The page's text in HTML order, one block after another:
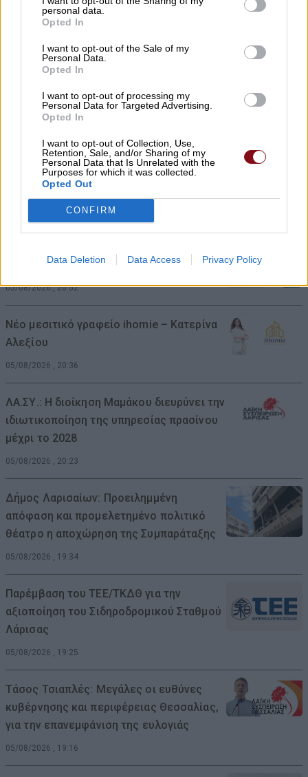
personal data.
Opted In
I want to opt-out of the Sale of my
Personal Data.
Opted In
I want to opt-out of processing my
Personal Data for Targeted Advertising.
Opted In
I want to opt-out of Collection, Use,
Retention, Sale, and/or Sharing of my
Personal Data that Is Unrelated with the
Purposes for which it was collected.
Opted Out
CONFIRM
Data Deletion Data Access Privacy Policy
Φορτίζετε το κινητό όλη νύχτα; Τί
λένε οι ειδικοί
05/08/2026 , 21:57
κινηματογράφου στην Κουτσουπιά
05/08/2026 , 20:52
Νέο μεσιτικό γραφείο ihomie – Κατερίνα
Αλεξίου
05/08/2026 , 20:36
ΛΑ.ΣΥ.: Η διοίκηση Μαμάκου διευρύνει την
ιδιωτικοποίηση της υπηρεσίας πρασίνου
μέχρι το 2028
05/08/2026 , 20:23
Δήμος Λαρισαίων: Προειλημμένη
απόφαση και προμελετημένο πολιτικό
θέατρο η αποχώρηση της Συμπαράταξης
05/08/2026 , 19:34
Παρέμβαση του ΤΕΕ/ΤΚΔΘ για την
αξιοποίηση του Σιδηροδρομικού Σταθμού
Λάρισας
05/08/2026 , 19:25
Τάσος Τσιαπλές: Μεγάλες οι ευθύνες
κυβέρνησης και περιφέρειας Θεσσαλίας,
για την επανεμφάνιση της ευλογιάς
05/08/2026 , 19:16